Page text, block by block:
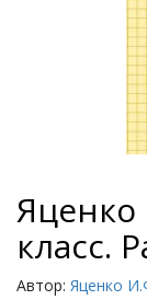
Яценко
класс.
Автор: Яценко